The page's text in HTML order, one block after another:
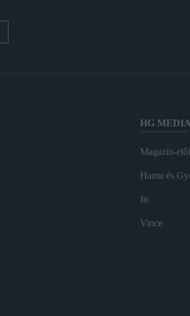
HG MEDIA
Magazin-
Hamu és
In
Vince